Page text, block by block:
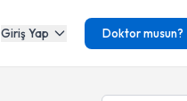
Giriş Yap Doktor musun?